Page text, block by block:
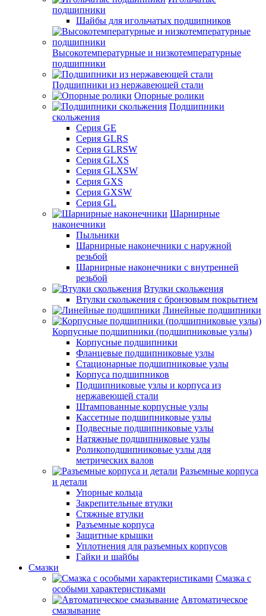
подшипники
Шайбы для игольчатых подшипников
Высокотемпературные и низкотемпературные
подшипники
Подшипники из нержавеющей стали
Опорные ролики
Подшипники
скольжения
Серия GE
Серия GLRS
Серия GLRSW
Серия GLXS
Серия GLXSW
Серия GXS
Серия GXSW
Серия GL
Шарнирные
наконечники
Пыльники
Шарнирные наконечники с наружной
резьбой
Шарнирные наконечники с внутренней
резьбой
Втулки скольжения
Втулки скольжения с бронзовым покрытием
Линейные подшипники
Корпусные подшипники (подшипниковые узлы)
Корпусные подшипники
Фланцевые подшипниковые узлы
Стационарные подшипниковые узлы
Корпуса подшипников
Подшипниковые узлы и корпуса из
нержавеющей стали
Штампованные корпусные узлы
Кассетные подшипниковые узлы
Подвесные подшипниковые узлы
Натяжные подшипниковые узлы
Роликоподшипниковые узлы для
метрических валов
Разъемные корпуса
и детали
Упорные кольца
Закрепительные втулки
Стяжные втулки
Разъемные корпуса
Защитные крышки
Уплотнения для разъемных корпусов
Гайки и шайбы
Смазки
Смазка с
особыми характеристиками
Автоматическое
смазывание